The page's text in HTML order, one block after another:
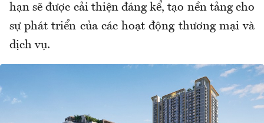
hạn sẽ được cải thiện đáng kể, tạo nền tảng cho
sự phát triển của các hoạt động thương mại và
dịch vụ.